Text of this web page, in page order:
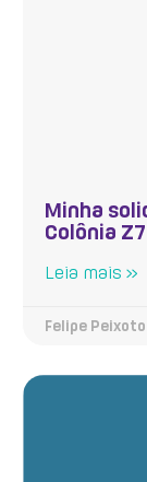
Minha
Colônia Z7
Leia mais »
Felipe Peixoto